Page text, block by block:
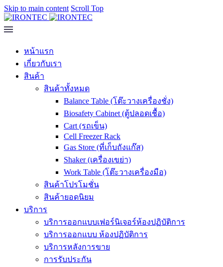
Skip to main content Scroll Top
หน้าแรก
เกี่ยวกับเรา
สินค้า
สินค้าทั้งหมด
Balance Table (โต๊ะวางเครื่องชั่ง)
Biosafety Cabinet (ตู้ปลอดเชื้อ)
Cart (รถเข็น)
Cell Freezer Rack
Gas Store (ที่เก็บถังแก๊ส)
Shaker (เครื่องเขย่า)
Work Table (โต๊ะวางเครื่องมือ)
สินค้าโปรโมชั่น
สินค้ายอดนิยม
บริการ
บริการออกแบบเฟอร์นิเจอร์ห้องปฏิบัติการ
บริการออกแบบ ห้องปฏิบัติการ
บริการหลังการขาย
การรับประกัน